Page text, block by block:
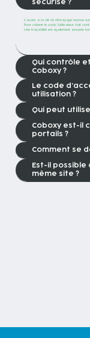
sécurisé ?
L’accès à la clé de débrayage repose
Pour obtenir le code, l’utilisateur doit
Une traçabilité est également assurée
Qui contrôle
Coboxy ?
Le code
utilisation ?
Qui peut
Coboxy est-il
portails ?
Comment se
Est-il possible
même site ?